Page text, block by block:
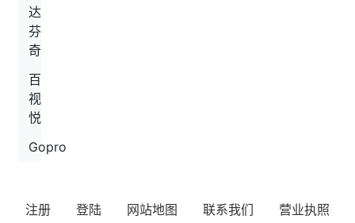
达
芬
奇
百
视
悦
Gopro
注册 登陆 网站地图 联系我们 营业执照